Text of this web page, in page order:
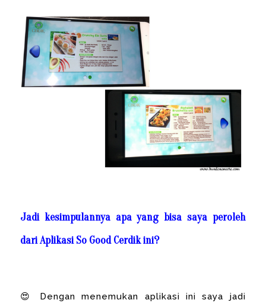
Jadi kesimpulannya apa yang bisa saya peroleh
dari Aplikasi So Good Cerdik ini?
😍 Dengan menemukan aplikasi ini saya jadi